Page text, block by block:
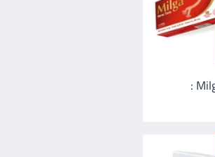
ميلجا ادفانس اقراص Milga Advance :